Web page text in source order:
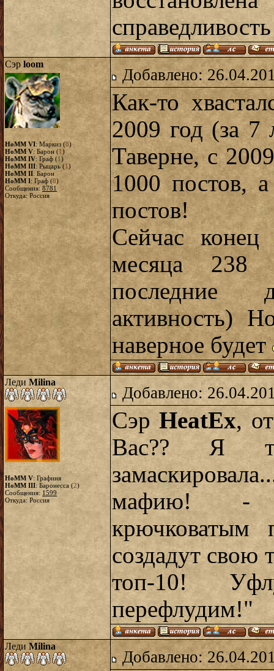
Сэр loom
HoMM VI: Маркиз (8)
HoMM V: Барон (1)
HoMM IV: Граф (1)
HoMM III: Рыцарь (1)
HoMM II: Барон
HoMM I: Граф (8)
Сообщения: 8781
Откуда: Россия
Добавлено:
Как-то
2009 год (за 7
Таверне, с
1000 постов,
постов!
Сейчас
месяца 238
последние
активность)
наверное будет
Леди Milina
HoMM V: Графиня
HoMM III: Баронесса (2)
Сообщения: 1599
Откуда: Россия
Добавлено:
СэрHeatEx,
Вас?? Я
мафию! -
крючковатым
создадут свою
топ-10!
перефлудим!"
Леди Milina
Добавлено: